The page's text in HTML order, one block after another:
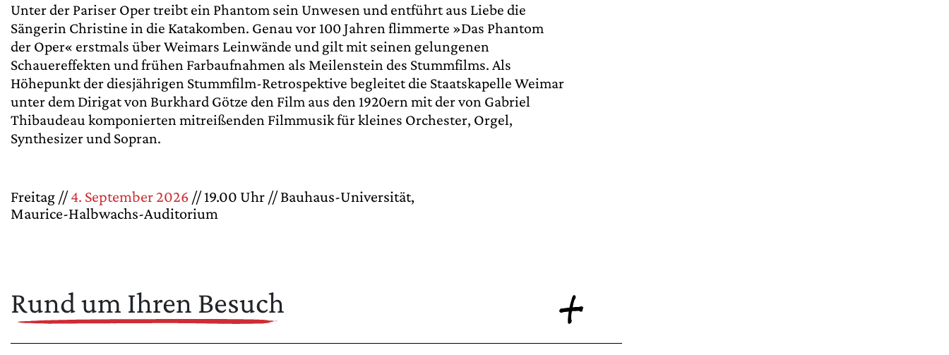
Unter der Pariser Oper treibt ein Phantom sein Unwesen und entführt aus Liebe die
Sängerin Christine in die Katakomben. Genau vor 100 Jahren flimmerte »Das Phantom
der Oper« erstmals über Weimars Leinwände und gilt mit seinen gelungenen
Schauereffekten und frühen Farbaufnahmen als Meilenstein des Stummfilms. Als
Höhepunkt der diesjährigen Stummfilm-Retrospektive begleitet die Staatskapelle Weimar
unter dem Dirigat von Burkhard Götze den Film aus den 1920ern mit der von Gabriel
Thibaudeau komponierten mitreißenden Filmmusik für kleines Orchester, Orgel,
Synthesizer und Sopran.
Freitag //4. September 2026 // 19.00 Uhr // Bauhaus-Universität,
Maurice-Halbwachs-Auditorium
Rund um Ihren Besuch